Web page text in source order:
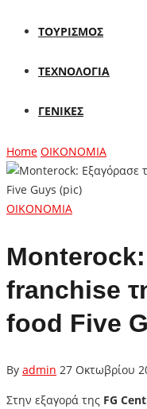
ΤΟΥΡΙΣΜΟΣ
ΤΕΧΝΟΛΟΓΙΑ
ΓΕΝΙΚΕΣ
Home ΟΙΚΟΝΟΜΙΑ
ΟΙΚΟΝΟΜΙΑ
franchise
food Five
By admin 27 Οκτωβρίου
Στην εξαγορά της FG